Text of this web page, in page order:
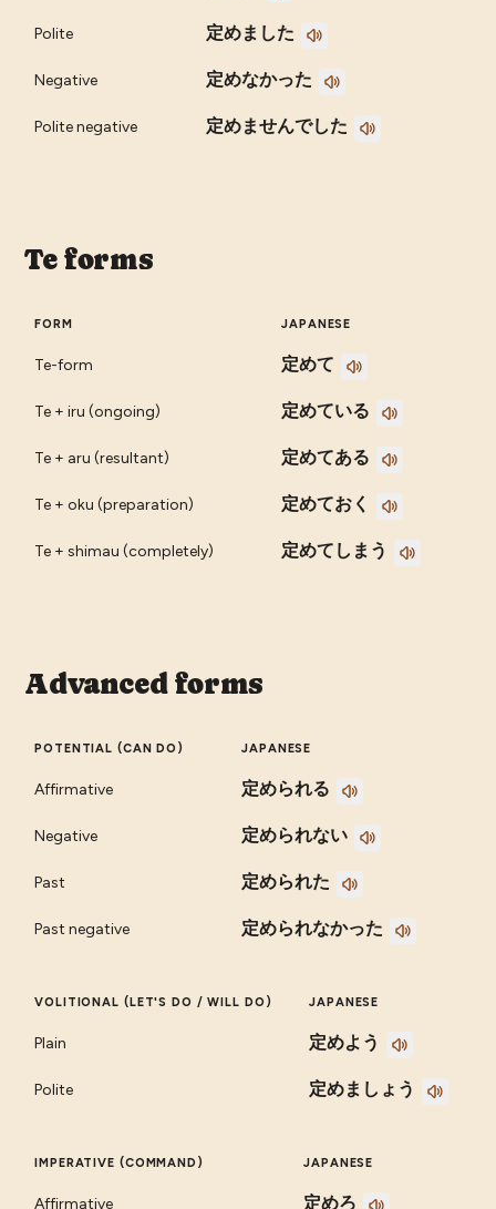
Polite 定めました
Negative 定めなかった
Polite negative 定めませんでした
Te forms
FORM JAPANESE
Te-form 定めて
Te + iru (ongoing) 定めている
Te + aru (resultant) 定めてある
Te + oku (preparation) 定めておく
Te + shimau (completely) 定めてしまう
Advanced forms
POTENTIAL (CAN DO) JAPANESE
Affirmative 定められる
Negative 定められない
Past 定められた
Past negative 定められなかった
VOLITIONAL (LET'S DO / WILL DO) JAPANESE
Plain 定めよう
Polite 定めましょう
IMPERATIVE (COMMAND) JAPANESE
Affirmative 定めろ